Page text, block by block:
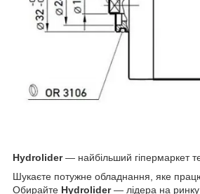
Hydrolider— найбільший гіпермаркет
Шукаєте потужне обладнання, яке
Обирайте Hydrolider— лідера на ринку